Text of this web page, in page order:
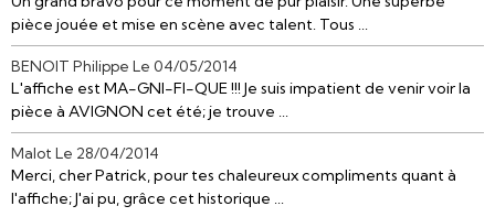
pièce jouée et mise en scène avec talent. Tous ...
BENOIT Philippe Le 04/05/2014
L'affiche est MA-GNI-FI-QUE !!! Je suis impatient de venir voir la
pièce à AVIGNON cet été; je trouve ...
Malot Le 28/04/2014
Merci, cher Patrick, pour tes chaleureux compliments quant à
l'affiche; J'ai pu, grâce cet historique ...